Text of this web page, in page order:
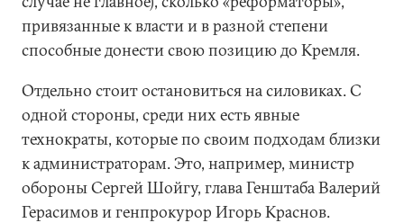
привязанные к власти и в разной степени
способные донести свою позицию до Кремля.
Отдельно стоит остановиться на силовиках. С
одной стороны, среди них есть явные
технократы, которые по своим подходам близки
к администраторам. Это, например, министр
обороны Сергей Шойгу, глава Генштаба Валерий
Герасимов и генпрокурор Игорь Краснов.